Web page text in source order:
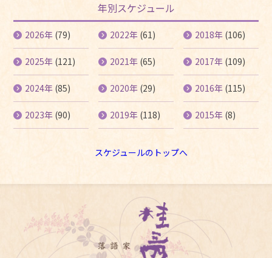
年別スケジュール
2026年 (79)
2025年 (121)
2024年 (85)
2023年 (90)
2022年 (61)
2021年 (65)
2020年 (29)
2019年 (118)
2018年(106)
2017年(109)
2016年(115)
2015年(8)
スケジュールのトップへ